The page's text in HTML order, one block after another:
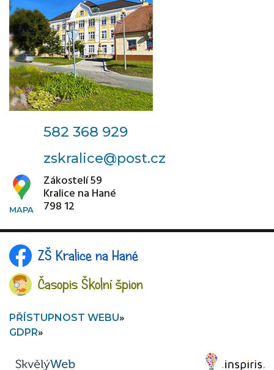
582 368 929
zskralice@post.cz
Zákostelí 59
Kralice na Hané
798 12
ZŠ Kralice na Hané
Časopis Školní špion
PŘÍSTUPNOST WEBU
GDPR